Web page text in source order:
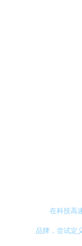
在科技高
品牌，尝试定